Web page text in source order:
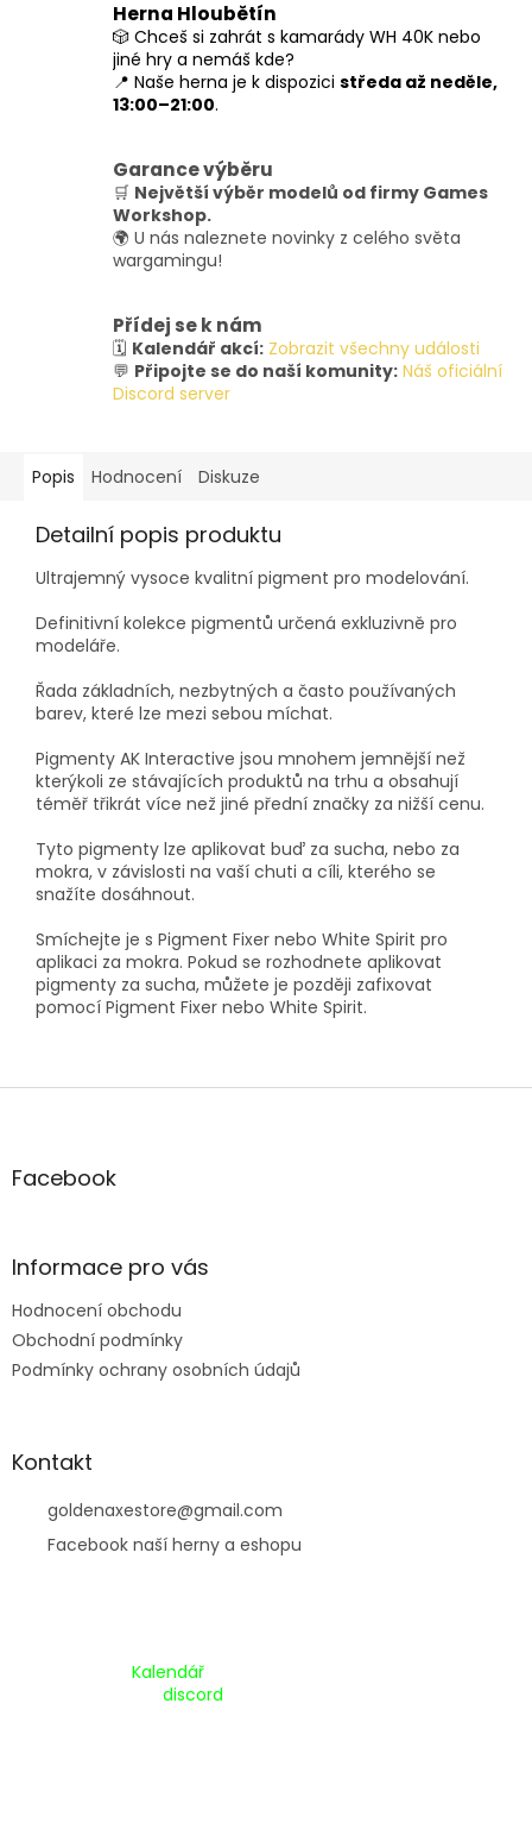
Herna Hloubětín
🎲 Chceš si zahrát s kamarády WH 40K nebo
jiné hry a nemáš kde?
📍 Naše herna je k dispozici středa až neděle,
13:00–21:00.
Garance výběru
🛒 Největší výběr modelů od firmy Games
Workshop.
🌍 U nás naleznete novinky z celého světa
wargamingu!
Přídej se k nám
🗓️ Kalendář akcí: Zobrazit všechny události
💬 Připojte se do naší komunity: Náš oficiální
Discord server
Popis Hodnocení Diskuze
Detailní popis produktu
Ultrajemný vysoce kvalitní pigment pro modelování.
Definitivní kolekce pigmentů určená exkluzivně pro
modeláře.
Řada základních, nezbytných a často používaných
barev, které lze mezi sebou míchat.
Pigmenty AK Interactive jsou mnohem jemnější než
kterýkoli ze stávajících produktů na trhu a obsahují
téměř třikrát více než jiné přední značky za nižší cenu.
Tyto pigmenty lze aplikovat buď za sucha, nebo za
mokra, v závislosti na vaší chuti a cíli, kterého se
snažíte dosáhnout.
Smíchejte je s Pigment Fixer nebo White Spirit pro
aplikaci za mokra. Pokud se rozhodnete aplikovat
pigmenty za sucha, můžete je později zafixovat
pomocí Pigment Fixer nebo White Spirit.
Z
aFacebook
Informace pro vás
Hodnocení obchodu
Obchodní podmínky
Podmínky ochrany osobních údajů
Kontakt
goldenaxestore@gmail.com
Facebook naší herny a eshopu
Kalendář
discord